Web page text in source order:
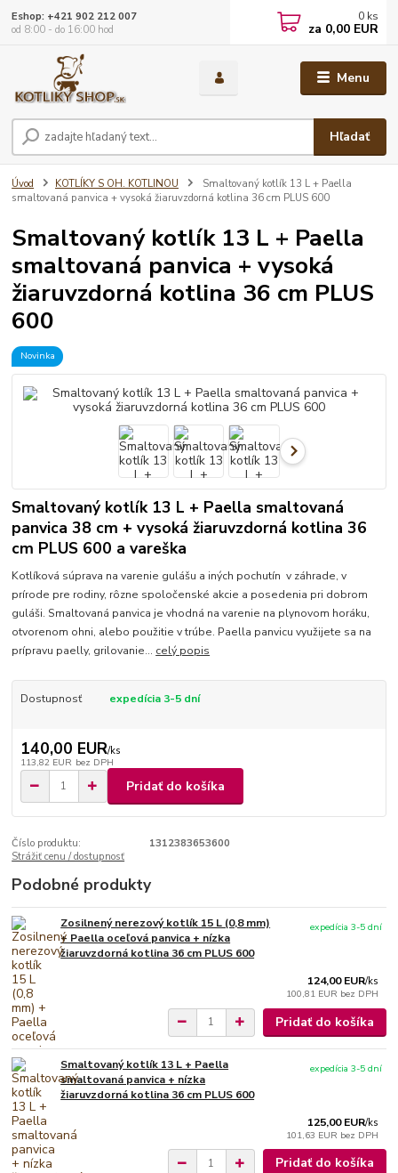
Menu
Hľadať
Eshop: +421 902 212 007
od 8:00 - do 16:00 hod
0 ks
za 0,00 EUR
Úvod KOTLÍKY S OH. KOTLINOU
Smaltovaný kotlík 13 L + Paella
smaltovaná panvica + vysoká žiaruvzdorná kotlina 36 cm PLUS 600
Smaltovaný kotlík 13 L + Paella
smaltovaná panvica + vysoká
žiaruvzdorná kotlina 36 cm PLUS
600
Novinka
Smaltovaný kotlík 13 L + Paella smaltovaná
panvica 38 cm + vysoká žiaruvzdorná kotlina 36
cm PLUS 600 a vareška
Kotlíková súprava na varenie gulášu a iných pochutín v záhrade, v
prírode pre rodiny, rôzne spoločenské akcie a posedenia pri dobrom
guláši. Smaltovaná panvica je vhodná na varenie na plynovom horáku,
otvorenom ohni, alebo použitie v trúbe. Paella panvicu využijete sa na
prípravu paelly, grilovanie... celý popis
Dostupnosť expedícia 3-5 dní
140,00 EUR/ks
113,82 EUR bez DPH
Pridať do košíka
Číslo produktu:
1312383653600
Strážiť cenu / dostupnosť
Podobné produkty
Zosilnený nerezový kotlík 15 L (0,8 mm)
+ Paella oceľová panvica + nízka
žiaruvzdorná kotlina 36 cm PLUS 600
124,00 EUR/ks
100,81 EUR bez DPH
expedícia 3-5 dní
Pridať do košíka
Smaltovaný kotlík 13 L + Paella
smaltovaná panvica + nízka
žiaruvzdorná kotlina 36 cm PLUS 600
125,00 EUR/ks
101,63 EUR bez DPH
expedícia 3-5 dní
Pridať do košíka